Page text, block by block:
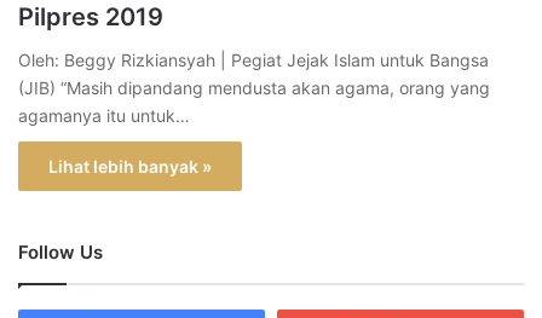
Pilpres 2019
Oleh: Beggy Rizkiansyah | Pegiat Jejak Islam untuk Bangsa
(JIB) “Masih dipandang mendusta akan agama, orang yang
agamanya itu untuk…
Lihat lebih banyak »
Follow Us